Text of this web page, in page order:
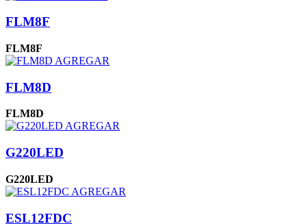
FLM8F
FLM8F
AGREGAR
FLM8D
FLM8D
AGREGAR
G220LED
G220LED
AGREGAR
ESL12FDC